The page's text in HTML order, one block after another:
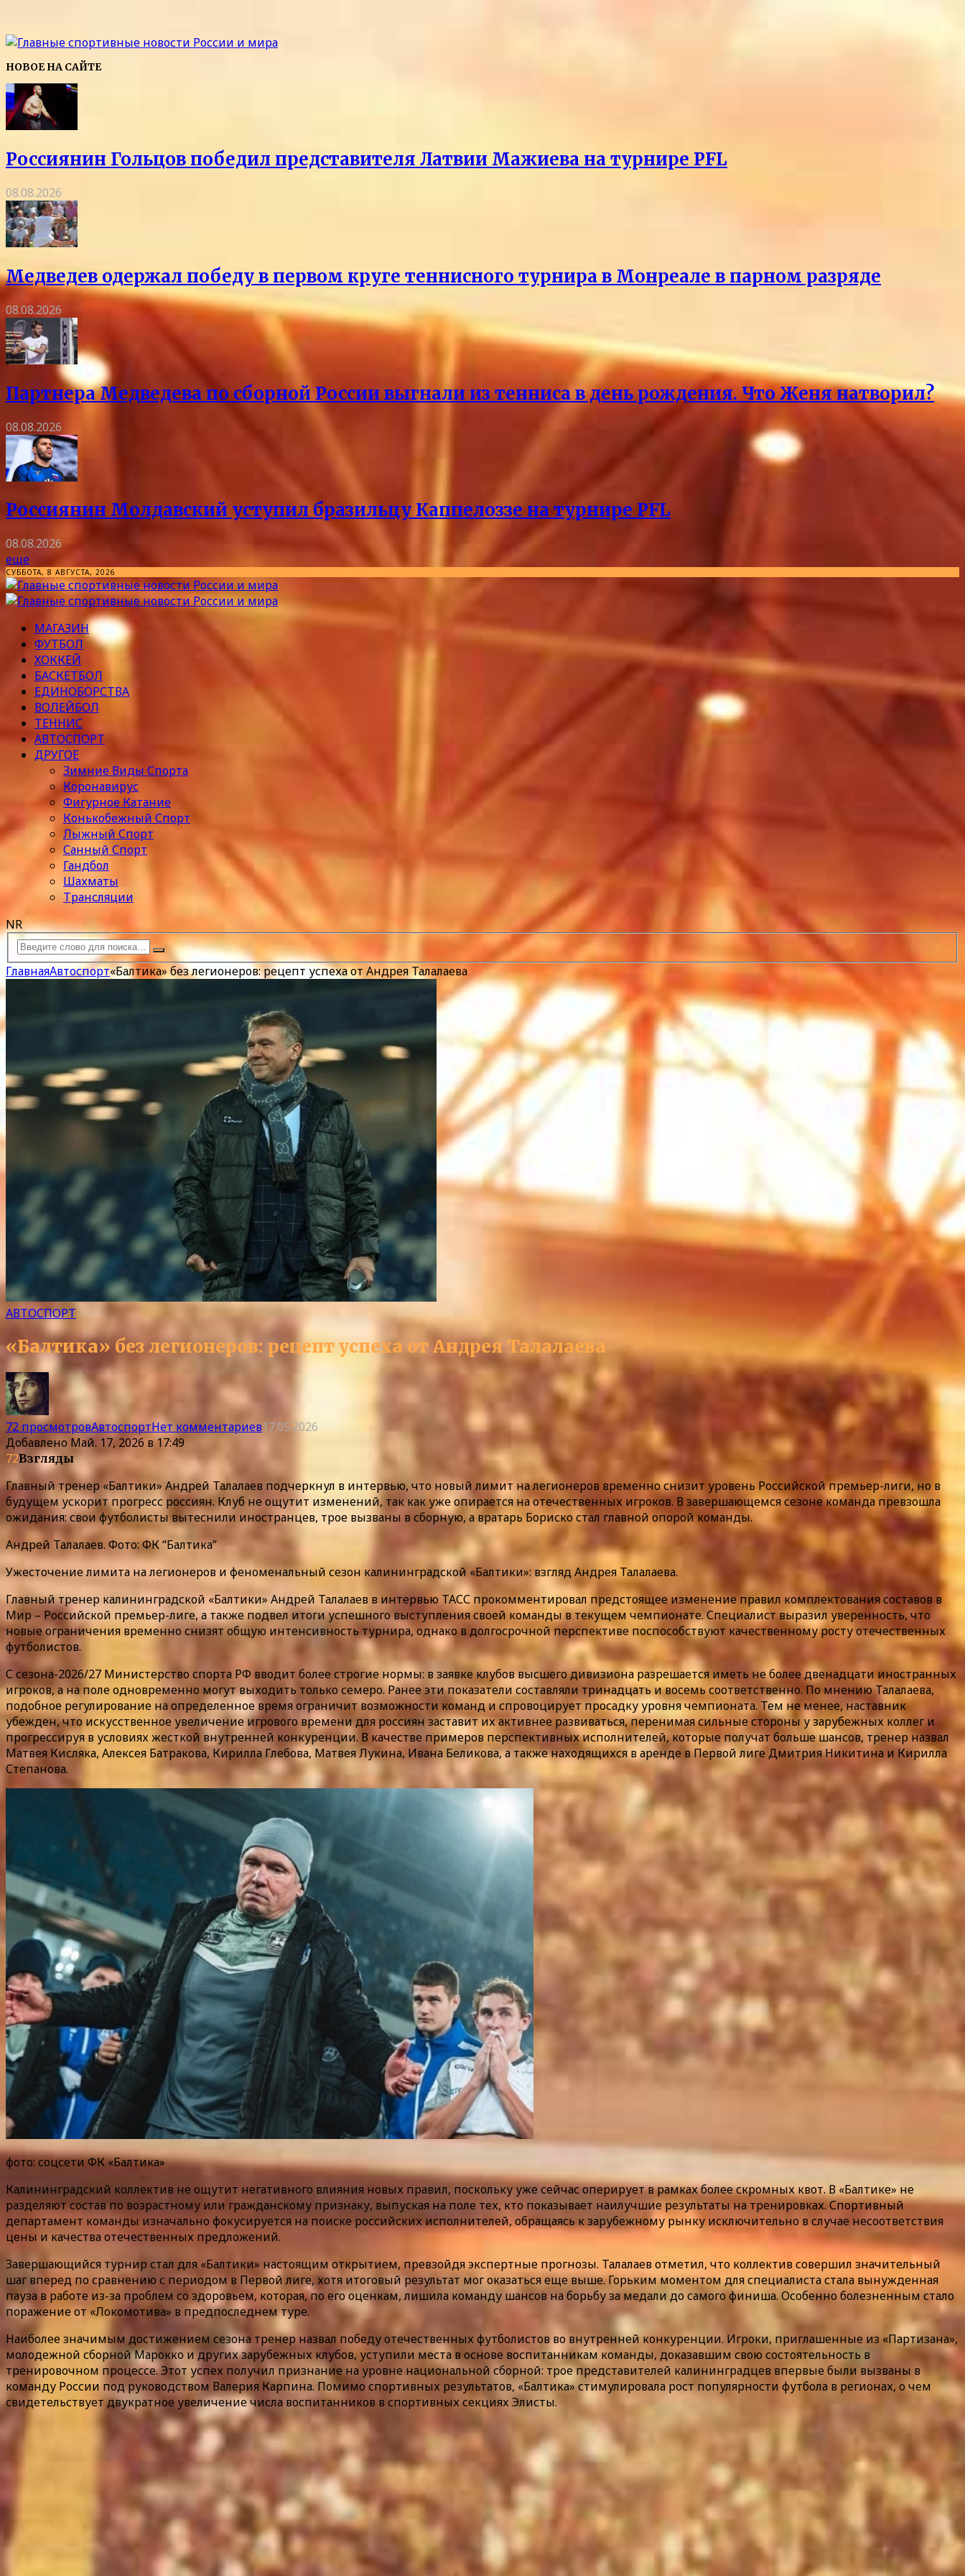
НОВОЕ НА САЙТЕ
Россиянин Гольцов победил представителя Латвии Мажиева на турнире PFL
08.08.2026
Медведев одержал победу в первом круге теннисного турнира в Монреале в парном разряде
08.08.2026
Партнера Медведева по сборной России выгнали из тенниса в день рождения. Что Женя натворил?
08.08.2026
Россиянин Молдавский уступил бразильцу Каппелоззе на турнире PFL
08.08.2026
еще
СУББОТА, 8 АВГУСТА, 2026
МАГАЗИН
ФУТБОЛ
ХОККЕЙ
БАСКЕТБОЛ
ЕДИНОБОРСТВА
ВОЛЕЙБОЛ
ТЕННИС
АВТОСПОРТ
ДРУГОЕ
Зимние Виды Спорта
Коронавирус
Фигурное Катание
Конькобежный Спорт
Лыжный Спорт
Санный Спорт
Гандбол
Шахматы
Трансляции
NR
ГлавнаяАвтоспорт«Балтика» без легионеров: рецепт успеха от Андрея Талалаева
АВТОСПОРТ
«Балтика» без легионеров: рецепт успеха от Андрея Талалаева
72 просмотровАвтоспортНет комментариев17.05.2026
Добавлено Май. 17, 2026 в 17:49
72Взгляды
Главный тренер «Балтики» Андрей Талалаев подчеркнул в интервью, что новый лимит на легионеров временно снизит уровень Российской премьер-лиги, но в
будущем ускорит прогресс россиян. Клуб не ощутит изменений, так как уже опирается на отечественных игроков. В завершающемся сезоне команда превзошла
ожидания: свои футболисты вытеснили иностранцев, трое вызваны в сборную, а вратарь Бориско стал главной опорой команды.
Андрей Талалаев. Фото: ФК “Балтика”
Ужесточение лимита на легионеров и феноменальный сезон калининградской «Балтики»: взгляд Андрея Талалаева.
Главный тренер калининградской «Балтики» Андрей Талалаев в интервью ТАСС прокомментировал предстоящее изменение правил комплектования составов в
Мир – Российской премьер-лиге, а также подвел итоги успешного выступления своей команды в текущем чемпионате. Специалист выразил уверенность, что
новые ограничения временно снизят общую интенсивность турнира, однако в долгосрочной перспективе поспособствуют качественному росту отечественных
футболистов.
С сезона-2026/27 Министерство спорта РФ вводит более строгие нормы: в заявке клубов высшего дивизиона разрешается иметь не более двенадцати иностранных
игроков, а на поле одновременно могут выходить только семеро. Ранее эти показатели составляли тринадцать и восемь соответственно. По мнению Талалаева,
подобное регулирование на определенное время ограничит возможности команд и спровоцирует просадку уровня чемпионата. Тем не менее, наставник
убежден, что искусственное увеличение игрового времени для россиян заставит их активнее развиваться, перенимая сильные стороны у зарубежных коллег и
прогрессируя в условиях жесткой внутренней конкуренции. В качестве примеров перспективных исполнителей, которые получат больше шансов, тренер назвал
Матвея Кисляка, Алексея Батракова, Кирилла Глебова, Матвея Лукина, Ивана Беликова, а также находящихся в аренде в Первой лиге Дмитрия Никитина и Кирилла
Степанова.
фото: соцсети ФК «Балтика»
Калининградский коллектив не ощутит негативного влияния новых правил, поскольку уже сейчас оперирует в рамках более скромных квот. В «Балтике» не
разделяют состав по возрастному или гражданскому признаку, выпуская на поле тех, кто показывает наилучшие результаты на тренировках. Спортивный
департамент команды изначально фокусируется на поиске российских исполнителей, обращаясь к зарубежному рынку исключительно в случае несоответствия
цены и качества отечественных предложений.
Завершающийся турнир стал для «Балтики» настоящим открытием, превзойдя экспертные прогнозы. Талалаев отметил, что коллектив совершил значительный
шаг вперед по сравнению с периодом в Первой лиге, хотя итоговый результат мог оказаться еще выше. Горьким моментом для специалиста стала вынужденная
пауза в работе из-за проблем со здоровьем, которая, по его оценкам, лишила команду шансов на борьбу за медали до самого финиша. Особенно болезненным стало
поражение от «Локомотива» в предпоследнем туре.
Наиболее значимым достижением сезона тренер назвал победу отечественных футболистов во внутренней конкуренции. Игроки, приглашенные из «Партизана»,
молодежной сборной Марокко и других зарубежных клубов, уступили места в основе воспитанникам команды, доказавшим свою состоятельность в
тренировочном процессе. Этот успех получил признание на уровне национальной сборной: трое представителей калининградцев впервые были вызваны в
команду России под руководством Валерия Карпина. Помимо спортивных результатов, «Балтика» стимулировала рост популярности футбола в регионах, о чем
свидетельствует двукратное увеличение числа воспитанников в спортивных секциях Элисты.